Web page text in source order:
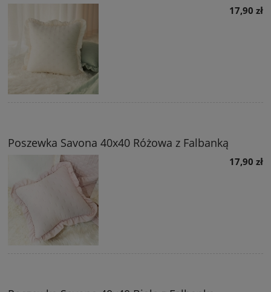
17,90 zł
Poszewka Savona 40x40 Różowa z Falbanką
17,90 zł